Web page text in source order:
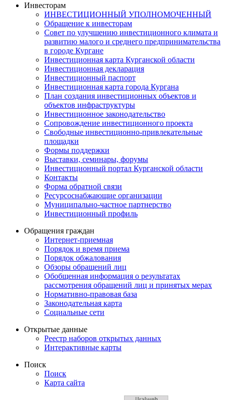
Инвесторам
ИНВЕСТИЦИОННЫЙ УПОЛНОМОЧЕННЫЙ
Обращение к инвесторам
Совет по улучшению инвестиционного климата и
развитию малого и среднего предпринимательства
в городе Кургане
Инвестиционная карта Курганской области
Инвестиционная декларация
Инвестиционный паспорт
Инвестиционная карта города Кургана
План создания инвестиционных объектов и
объектов инфраструктуры
Инвестиционное законодательство
Сопровождение инвестиционного проекта
Свободные инвестиционно-привлекательные
площадки
Формы поддержки
Выставки, семинары, форумы
Инвестиционный портал Курганской области
Контакты
Форма обратной связи
Ресурсоснабжающие организации
Муниципально-частное партнерство
Инвестиционный профиль
Обращения граждан
Интернет-приемная
Порядок и время приема
Порядок обжалования
Обзоры обращений лиц
Обобщенная информация о результатах
рассмотрения обращений лиц и принятых мерах
Нормативно-правовая база
Законодательная карта
Социальные сети
Открытые данные
Реестр наборов открытых данных
Интерактивные карты
Поиск
Поиск
Карта сайта